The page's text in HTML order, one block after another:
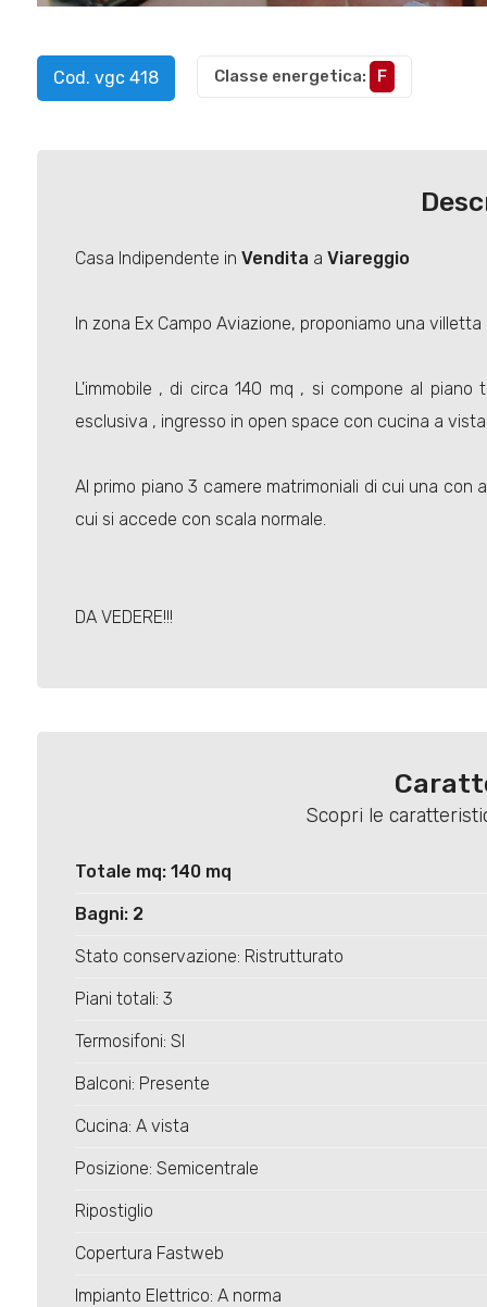
Cod. vgc 418 Classe energetica: F
Casa Indipendente in Vendita a Viareggio
In zona Ex Campo Aviazione, proponiamo una
L'immobile , di circa 140 mq , si compone al
esclusiva , ingresso in open space con cucina a
Al primo piano 3 camere matrimoniali di cui una
cui si accede con scala normale.
DA VEDERE!!!
Scopri le
Totale mq: 140 mq
Bagni: 2
Stato conservazione: Ristrutturato
Piani totali: 3
Termosifoni: SI
Balconi: Presente
Cucina: A vista
Posizione: Semicentrale
Ripostiglio
Copertura Fastweb
Impianto Elettrico: A norma